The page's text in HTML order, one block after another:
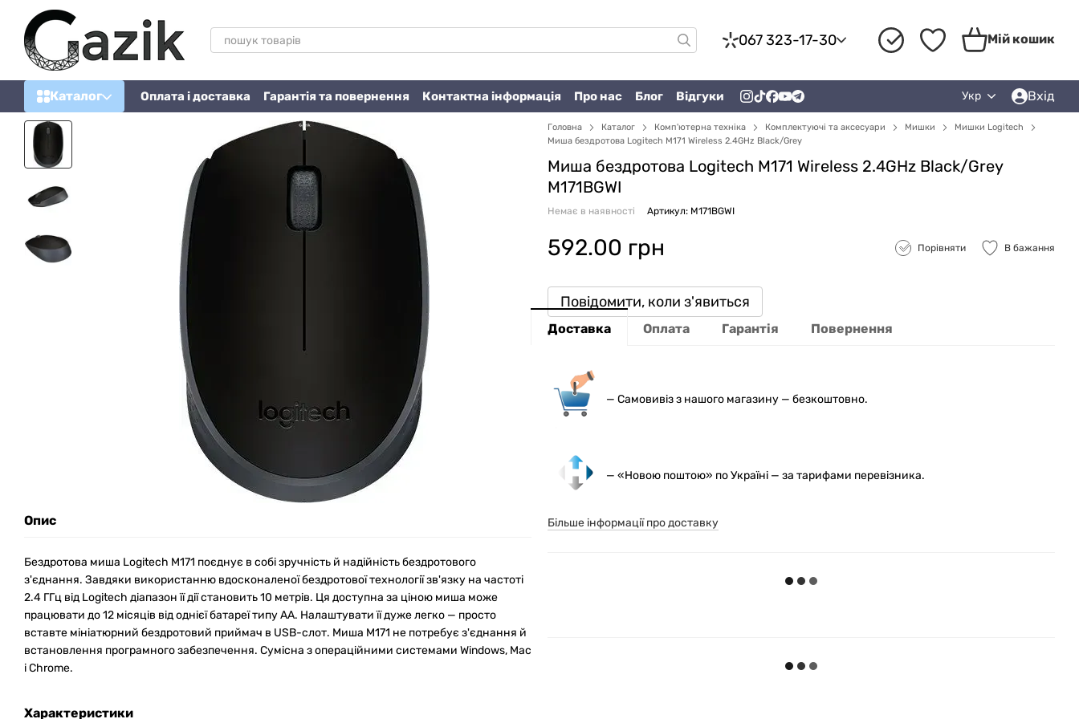
Перейти до основного контенту
067 323-17-30 Мій кошик
Каталог Оплата і доставка Гарантія та повернення Контактна інформація Про нас Блог Відгуки Укр Вхід
Опис
Бездротова миша Logitech M171 поєднує в собі зручність й надійність бездротового
з'єднання. Завдяки використанню вдосконаленої бездротової технології зв'язку на частоті
2.4 ГГц від Logitech діапазон її дії становить 10 метрів. Ця доступна за ціною миша може
працювати до 12 місяців від однієї батареї типу AA. Налаштувати її дуже легко — просто
вставте мініатюрний бездротовий приймач в USB-слот. Миша M171 не потребує з'єднання й
встановлення програмного забезпечення. Сумісна з операційними системами Windows, Mac
і Chrome.
Характеристики
Головна Каталог Комп'ютерна техніка Комплектуючі та аксесуари Мишки
Мишки Logitech
Миша бездротова Logitech M171 Wireless 2.4GHz Black/Grey
Миша бездротова Logitech M171 Wireless 2.4GHz Black/Grey
M171BGWI
Немає в наявності Артикул: M171BGWI
592.00 грн Порівняти В бажання
Повідомити, коли з'явиться
Доставка Оплата Гарантія Повернення
— Самовивіз з нашого магазину — безкоштовно.
— «Новою поштою» по Україні — за тарифами перевізника.
Більше інформації про доставку